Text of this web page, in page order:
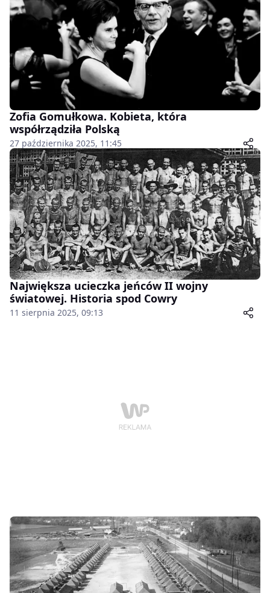
Zofia Gomułkowa. Kobieta, która
współrządziła Polską
27 października 2025, 11:45
Największa ucieczka jeńców II wojny
światowej. Historia spod Cowry
11 sierpnia 2025, 09:13